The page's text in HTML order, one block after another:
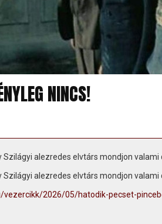
NINCS!
Szilágyi alezredes elvtárs mondjon valami
Szilágyi alezredes elvtárs mondjon valami
vezercikk/2026/05/hatodik-pecset-